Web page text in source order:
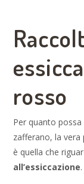
rosso
Per quanto
zafferano, la vera
è quella che
all’essiccazione.